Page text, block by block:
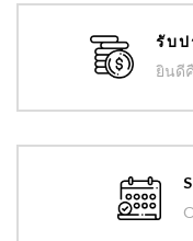
รับป
ยินดี